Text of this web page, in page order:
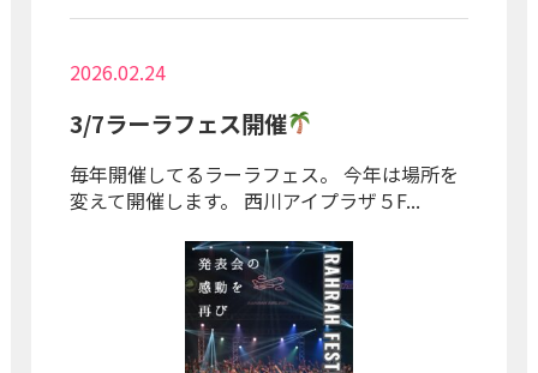
2026.02.24
3/7ラーラフェス開催
毎年開催してるラーラフェス。 今年は場所を
変えて開催します。 西川アイプラザ５F...